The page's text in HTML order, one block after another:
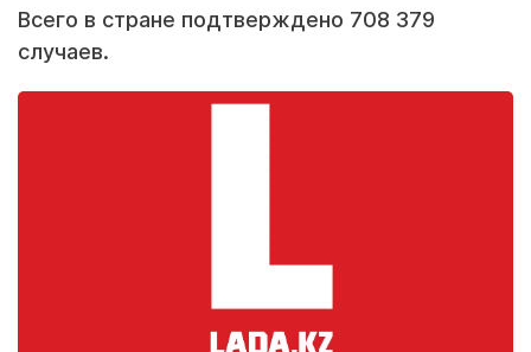
Всего в стране подтверждено 708 379
случаев.